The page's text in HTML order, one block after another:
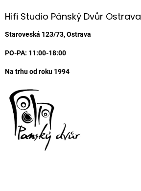
aHifi Studio Pánský Dvůr Ostrava
Staroveská 123/73, Ostrava
PO-PA: 11:00-18:00
Na trhu od roku 1994